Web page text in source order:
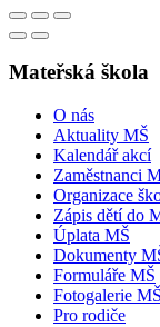
Mateřská škola
O nás
Aktuality MŠ
Kalendář akcí
Zaměstnanci
Organizace
Zápis dětí do
Úplata MŠ
Dokumenty
Formuláře MŠ
Fotogalerie MŠ
Pro rodiče